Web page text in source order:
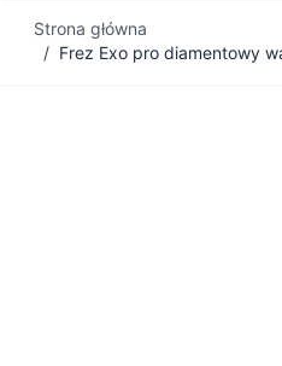
Strona główna
/ Frez Exo pro diamentowy